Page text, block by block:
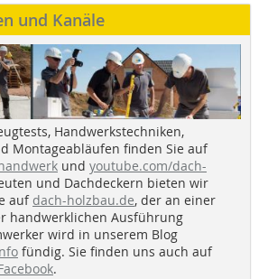
und Kanäle
Handwerkstechniken,
Montageabläufen finden Sie auf
und youtube.com/dach-
und Dachdeckern bieten wir
auf dach-holzbau.de, der an einer
handwerklichen Ausführung
wird in unserem Blog
fündig. Sie finden uns auch auf
.